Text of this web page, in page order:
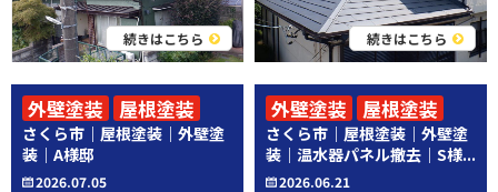
続きはこちら 続きはこちら
さくら市｜屋根塗装｜外壁塗
装｜A様邸
2026.07.05
外壁塗装 屋根塗装
さくら市｜屋根塗装｜外壁塗
装｜温水器パネル撤去｜S様...
2026.06.21
外壁塗装
屋根塗装
その他工事